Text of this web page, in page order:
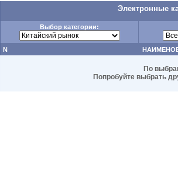
Электронные
Выбор категории:
N
По
Попробуйте выбрать